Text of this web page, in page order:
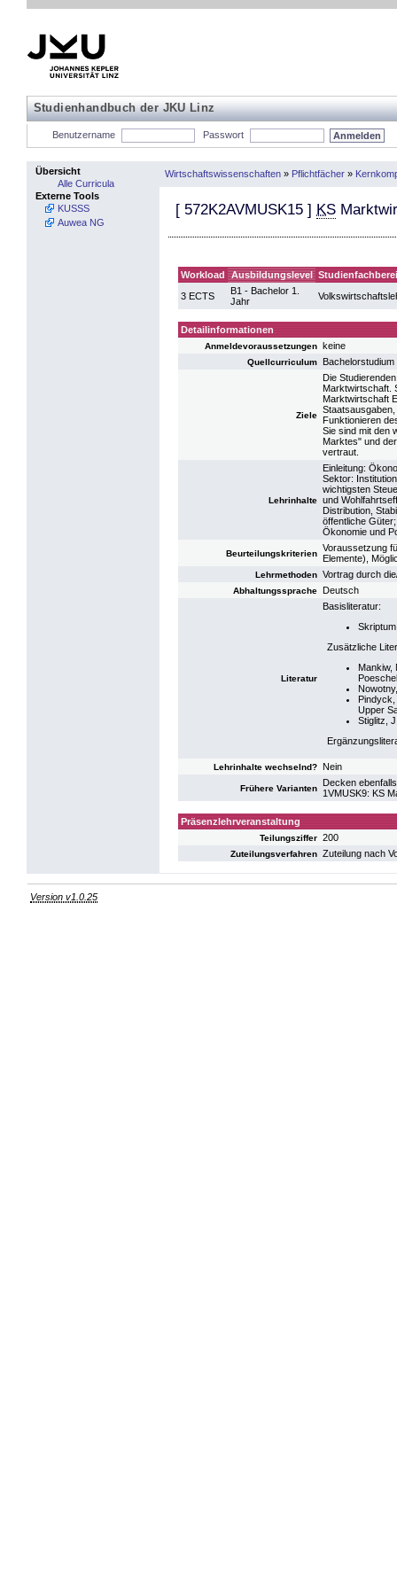
Studienhandbuch der JKU Linz
Benutzername Passwort
Übersicht
Alle Curricula
Externe Tools
KUSSS
Auwea NG
Wirtschaftswissenschaften » Pflichtfächer »
[ 572K2AVMUSK15 ] KS
Workload Ausbildungslevel
3 ECTS
B1 - Bachelor 1.
Jahr
Detailinformationen
Anmeldevoraussetzungen keine
Quellcurriculum
Ziele
Die
Marktwirtschaft.
Marktwirtschaft
Funktionieren
Sie sind mit den
Marktes" und
vertraut.
Lehrinhalte
Einleitung:
Sektor:
wichtigsten
und
Distribution,
öffentliche
Ökonomie und
Beurteilungskriterien
Voraussetzung
Elemente),
Lehrmethoden Vortrag durch
Abhaltungssprache Deutsch
Literatur
Basisliteratur:
Zusätzliche
Mankiw,
Upper
Stiglitz,
Lehrinhalte wechselnd? Nein
Frühere Varianten
Decken
1VMUSK9: KS
Präsenzlehrveranstaltung
Teilungsziffer 200
Zuteilungsverfahren Zuteilung nach
Version v1.0.25